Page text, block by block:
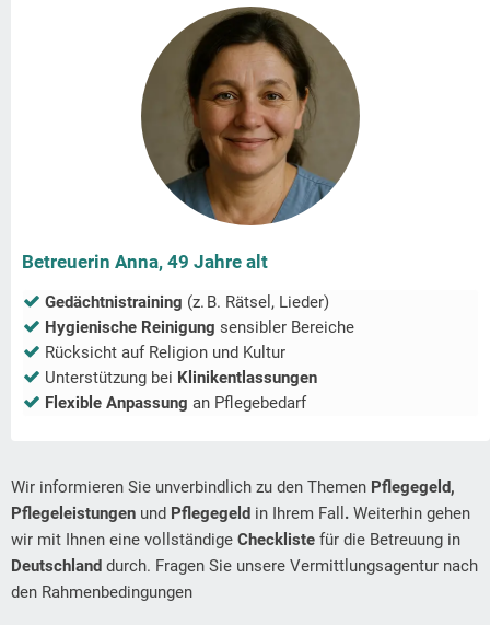
Betreuerin Anna, 49 Jahre alt
Gedächtnistraining (z. B. Rätsel, Lieder)
Hygienische Reinigung sensibler Bereiche
Rücksicht auf Religion und Kultur
Unterstützung bei Klinikentlassungen
Flexible Anpassung an Pflegebedarf
Wir informieren Sie unverbindlich zu den Themen Pflegegeld,
Pflegeleistungen und Pflegegeld in Ihrem Fall . Weiterhin gehen
wir mit Ihnen eine vollständige Checkliste für die Betreuung in
Deutschland durch. Fragen Sie unsere Vermittlungsagentur nach
den Rahmenbedingungen